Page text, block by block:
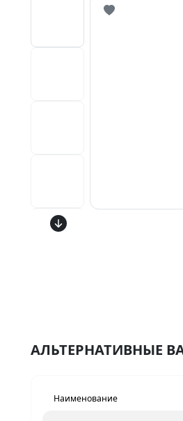
АЛЬТЕРНАТИВНЫЕ
Наименование